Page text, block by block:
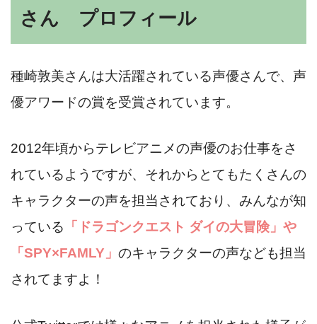
さん プロフィール
種崎敦美さんは大活躍されている声優さんで、声
優アワードの賞を受賞されています。
2012年頃からテレビアニメの声優のお仕事をさ
れているようですが、それからとてもたくさんの
キャラクターの声を担当されており、みんなが知
っている 「ドラゴンクエスト ダイの大冒険」や
「SPY×FAMLY」 のキャラクターの声なども担当
されてますよ！